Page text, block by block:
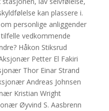
kan plassere i.
personlige anliggender
vedkommende
Håkon Stiksrud
Petter El Fakiri
Thor Einar Strand
Andreas Johnsen
Kristian Wright
Øyvind S. Aasbrenn